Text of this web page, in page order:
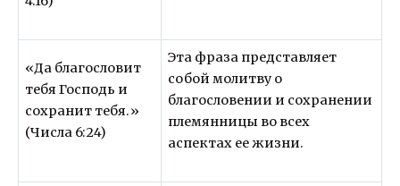
«Да благословит
тебя Господь и
сохранит тебя.»
(Числа 6:24)
Эта фраза представляет
собой молитву о
благословении и сохранении
племянницы во всех
аспектах ее жизни.